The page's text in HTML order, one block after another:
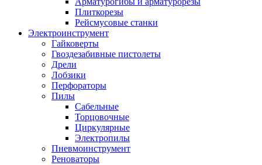
Плиткорезы
Рейсмусовые станки
Электроинструмент
Гайковерты
Гвоздезабивные пистолеты
Дрели
Лобзики
Перфораторы
Пилы
Сабельные
Торцовочные
Циркулярные
Электропилы
Пневмоинструмент
Реноваторы